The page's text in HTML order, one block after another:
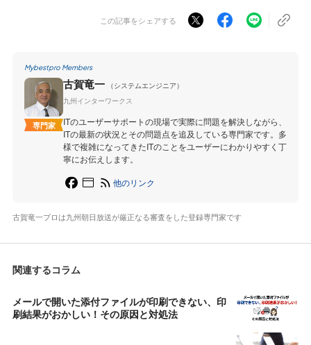
この記事をシェアする
Mybestpro Members
専門家
古賀竜一
（システムエンジニア）
九州インターワークス
ITのユーザーサポートの現場で実際に問題を解決しながら、
ITの最新の状況とその問題点を追及している専門家です。多
様で複雑になってきたITのことをユーザーにわかりやすく丁
寧にお伝えします。
他のリンク
古賀竜一プロは九州朝日放送が厳正なる審査をした登録専門家です
関連するコラム
メールで開いた添付ファイルが印刷できない、印
刷結果がおかしい！その原因と対処法